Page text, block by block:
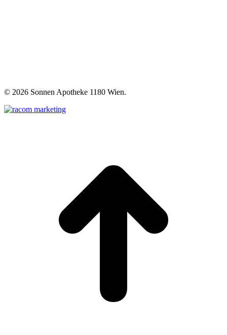
© 2026 Sonnen Apotheke 1180 Wien.